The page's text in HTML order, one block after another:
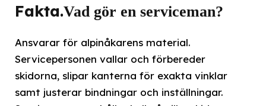
Fakta.Vad gör en serviceman?
Ansvarar för alpinåkarens material.
Servicepersonen vallar och förbereder
skidorna, slipar kanterna för exakta vinklar
samt justerar bindningar och inställningar.